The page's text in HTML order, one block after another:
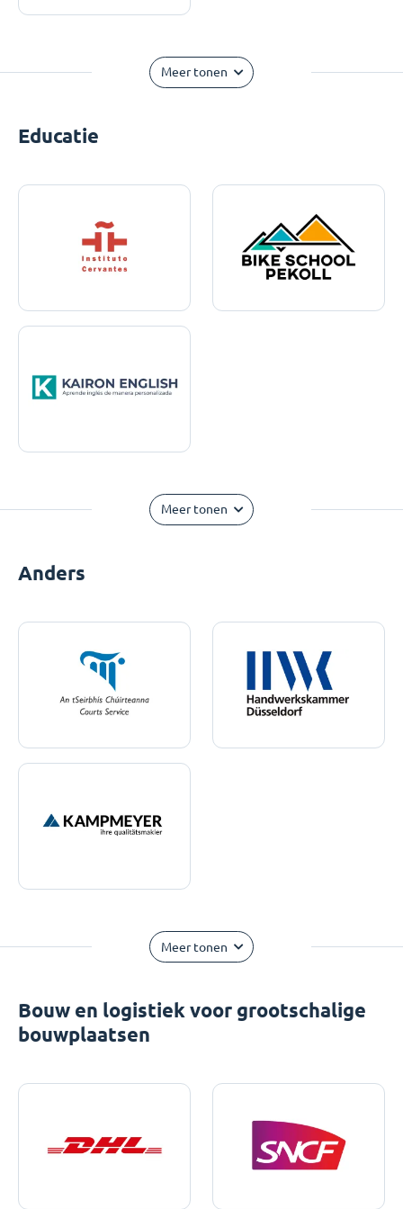
Meer tonen
Educatie
Meer tonen
Anders
Meer tonen
Bouw en logistiek voor grootschalige
bouwplaatsen